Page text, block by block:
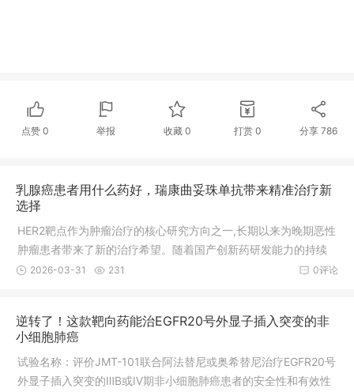
点赞0 举报 收藏 0 打赏0 分享786
乳腺癌患者用什么药好，瑞康曲妥珠单抗带来精准治疗新
选择
HER2靶点作为肿瘤治疗的核心研究方向之一,长期以来为晚期恶性
肿瘤患者带来了新的治疗希望。随着国产创新药研发能力的持续
提升,针对该靶点的抗体偶联药物(ADC)不断实现突破,瑞康曲妥珠
客观反映了药品的实际应用价值。 2025年9月17日,据国家药品监
督管理局药品审评中心(CDE)显
0评论
2026-03-31 231
逆转了！这款靶向药能治EGFR20号外显子插入突变的非
小细胞肺癌
试验名称：评价JMT-101联合阿法替尼或奥希替尼治疗EGFR20号
外显子插入突变的ⅢB或Ⅳ期非小细胞肺癌患者的安全性和有效性